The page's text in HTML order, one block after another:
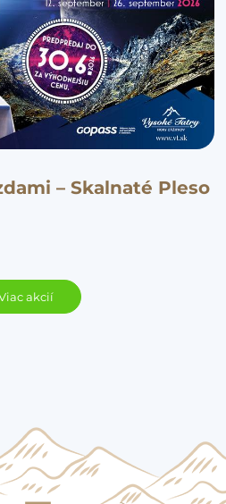
– Skalnaté Pleso
akcií